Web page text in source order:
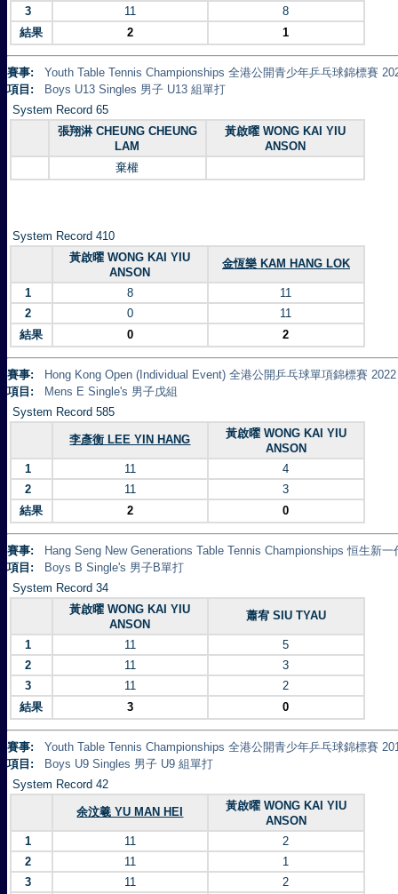
3 11
8
結果
2 1
賽事:
Youth Table Tennis Championships 全港公開青少年乒乓球錦標賽
項目:
Boys U13 Singles 男子 U13 組單打
System Record 65
張翔淋 CHEUNG CHEUNG
LAM
黃啟曜 WONG KAI YIU
ANSON
棄權
System Record 410
黃啟曜 WONG KAI YIU
ANSON
金恆樂 KAM HANG LOK
1 8
11
2
0
11
結果
0 2
賽事:
Hong Kong Open (Individual Event) 全港公開乒乓球單項錦標賽 2022
項目:
Mens E Single's 男子戊組
System Record 585
李彥衡 LEE YIN HANG
黃啟曜 WONG KAI YIU
ANSON
1
11
4
2
11
3
結果
2 0
賽事:
Hang Seng New Generations Table Tennis Championships 恒生新
項目:
Boys B Single's 男子B單打
System Record 34
黃啟曜 WONG KAI YIU
ANSON
蕭宥 SIU TYAU
1 11
5
2
11
3
3
11
2
結果
3 0
賽事:
Youth Table Tennis Championships 全港公開青少年乒乓球錦標賽
項目:
Boys U9 Singles 男子 U9 組單打
System Record 42
余汶羲 YU MAN HEI
黃啟曜 WONG KAI YIU
ANSON
1
11
2
2
11
1
3
11
2